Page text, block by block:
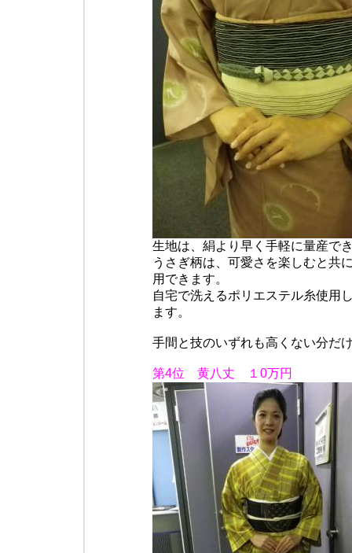
生地は、絹より早く手軽に量産で
うさぎ柄は、可愛さを楽しむと共
用できます。
自宅で洗えるポリエステル糸使用
ます。
手間と技のいずれも高くない分だ
第4位 黄八丈 １0万円